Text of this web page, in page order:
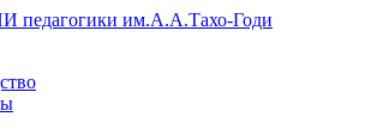
им.А.А.Тахо-Годи